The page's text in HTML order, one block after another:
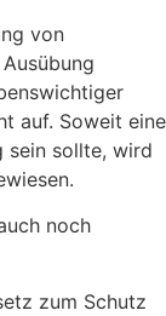
von
auf. Soweit eine
sein sollte, wird
noch
zum Schutz